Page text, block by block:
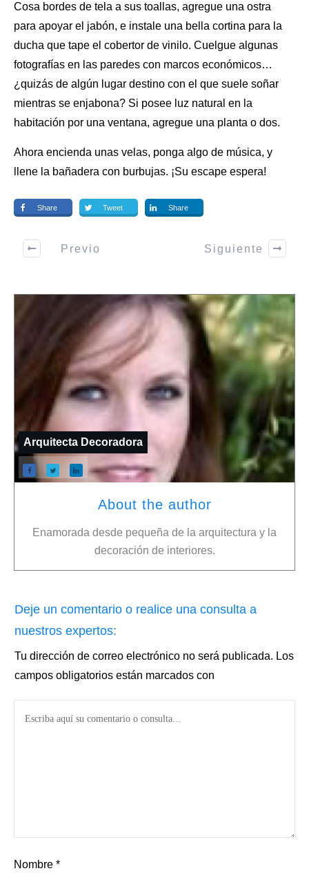
Cosa bordes de tela a sus toallas, agregue una ostra
para apoyar el jabón, e instale una bella cortina para la
ducha que tape el cobertor de vinilo. Cuelgue algunas
fotografías en las paredes con marcos económicos…
¿quizás de algún lugar destino con el que suele soñar
mientras se enjabona? Si posee luz natural en la
habitación por una ventana, agregue una planta o dos.
Ahora encienda unas velas, ponga algo de música, y
llene la bañadera con burbujas. ¡Su escape espera!
Share Tweet Share
Previo Siguiente
Arquitecta Decoradora
About the author
Enamorada desde pequeña de la arquitectura y la
decoración de interiores.
Deje un comentario o realice una consulta a
nuestros expertos:
Tu dirección de correo electrónico no será publicada. Los
campos obligatorios están marcados con
Nombre *